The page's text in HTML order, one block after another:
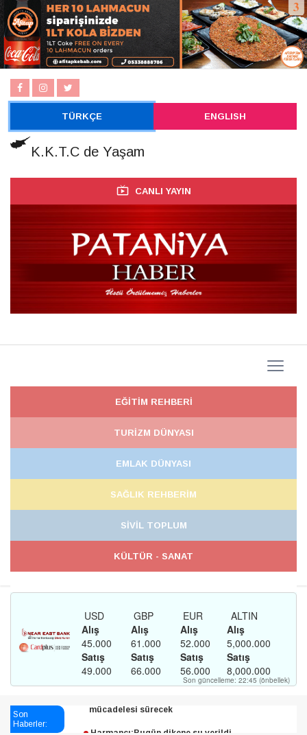
TÜRKÇE ENGLISH
K.K.T.C de Yaşam
CANLI YAYIN
EĞİTİM REHBERİ
TURİZM DÜNYASI
EMLAK DÜNYASI
SAĞLIK REHBERİM
SİVİL TOPLUM
KÜLTÜR - SANAT
Son
Haberler:
Esendağlı:Adıyaman’daki süreç sona erdi, hukuk
mücadelesi sürecek